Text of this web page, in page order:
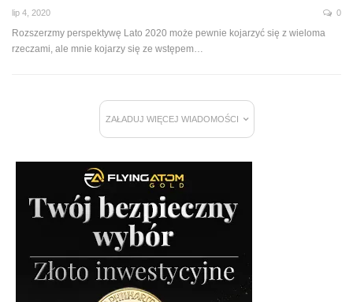
lip 4, 2020 0
Rozszerzmy perspektywę Lato 2020 może pewnie kojarzyć się z wieloma
rzeczami, ale mnie kojarzy się ze wstępem…
ZAŁADUJ WIĘCEJ WIADOMOŚCI